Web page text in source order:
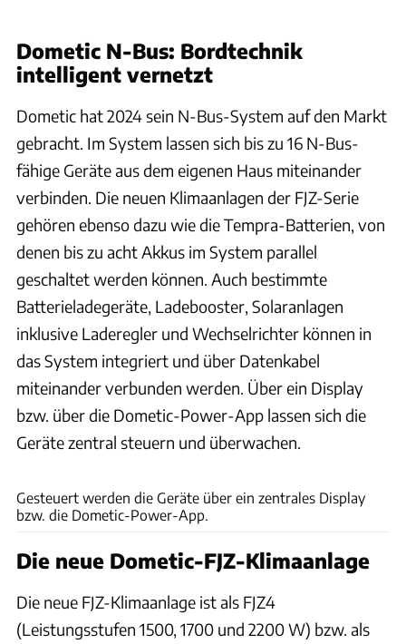
Dometic N-Bus: Bordtechnik
intelligent vernetzt
Dometic hat 2024 sein N-Bus-System auf den Markt
gebracht. Im System lassen sich bis zu 16 N-Bus-
fähige Geräte aus dem eigenen Haus miteinander
verbinden. Die neuen Klimaanlagen der FJZ-Serie
gehören ebenso dazu wie die Tempra-Batterien, von
denen bis zu acht Akkus im System parallel
geschaltet werden können. Auch bestimmte
Batterieladegeräte, Ladebooster, Solaranlagen
inklusive Laderegler und Wechselrichter können in
das System integriert und über Datenkabel
miteinander verbunden werden. Über ein Display
bzw. über die Dometic-Power-App lassen sich die
Geräte zentral steuern und überwachen.
Gesteuert werden die Geräte über ein zentrales Display
bzw. die Dometic-Power-App.
Die neue Dometic-FJZ-Klimaanlage
Die neue FJZ-Klimaanlage ist als FJZ4
(Leistungsstufen 1500, 1700 und 2200 W) bzw. als